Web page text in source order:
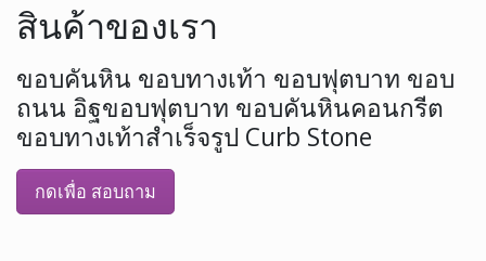
สินค้าของเรา
ขอบคันหิน ขอบทางเท้า ขอบฟุตบาท ขอบ
ถนน อิฐขอบฟุตบาท ขอบคันหินคอนกรีต
ขอบทางเท้าสำเร็จรูป Curb Stone
กดเพื่อ สอบถาม